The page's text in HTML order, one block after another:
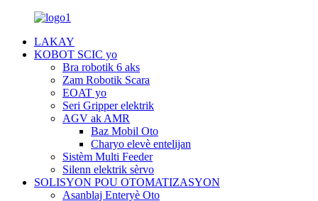
LAKAY
KOBOT SCIC yo
Bra robotik 6 aks
Zam Robotik Scara
EOAT yo
Seri Gripper elektrik
AGV ak AMR
Baz Mobil Oto
Charyo elevè entelijan
Sistèm Multi Feeder
Silenn elektrik sèrvo
SOLISYON POU OTOMATIZASYON
Asanblaj Enteryè Oto